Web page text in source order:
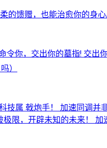
的馈赠，也能治愈你的
你，交出你的墓指! 交出
）
属 戟炮手！ 加速同调
限，开辟未知的未来！ 加